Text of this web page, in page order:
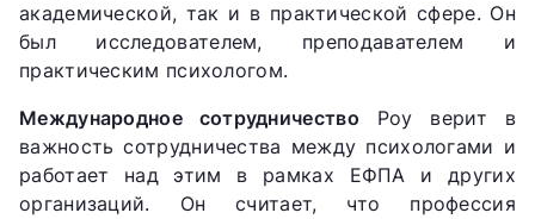
академической, так и в практической сфере. Он
был исследователем, преподавателем и
практическим психологом.
Международное сотрудничество Роу верит в
важность сотрудничества между психологами и
работает над этим в рамках ЕФПА и других
организаций. Он считает, что профессия